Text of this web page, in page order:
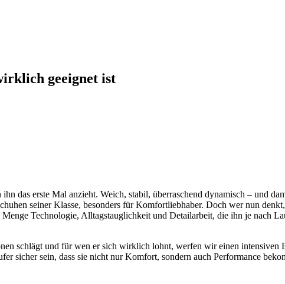
geeignet ist
das erste Mal anzieht. Weich, stabil, überraschend dynamisch – und
seiner Klasse, besonders für Komfortliebhaber. Doch wer nun
Technologie, Alltagstauglichkeit und Detailarbeit, die ihn je nach
schlägt und für wen er sich wirklich lohnt, werfen wir einen
sicher sein, dass sie nicht nur Komfort, sondern auch Performance